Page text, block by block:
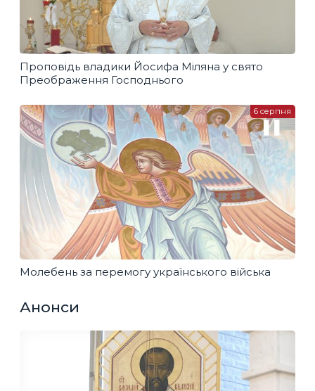
Проповідь владики Йосифа Міляна у свято
Преображення Господнього
Молебень за перемогу українського війська
6 серпня
Анонси